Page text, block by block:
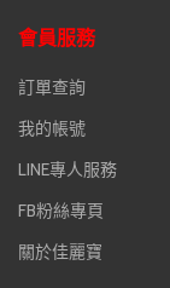
會員服務
訂單查詢
我的帳號
LINE專人服務
FB粉絲專頁
關於佳麗寶